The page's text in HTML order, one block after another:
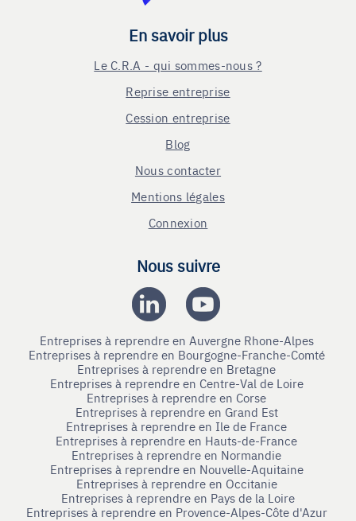
En savoir plus
Le C.R.A - qui sommes-nous ?
Reprise entreprise
Cession entreprise
Blog
Nous contacter
Mentions légales
Connexion
Nous suivre
Entreprises à reprendre en Auvergne Rhone-Alpes
Entreprises à reprendre en Bourgogne-Franche-Comté
Entreprises à reprendre en Bretagne
Entreprises à reprendre en Centre-Val de Loire
Entreprises à reprendre en Corse
Entreprises à reprendre en Grand Est
Entreprises à reprendre en Ile de France
Entreprises à reprendre en Hauts-de-France
Entreprises à reprendre en Normandie
Entreprises à reprendre en Nouvelle-Aquitaine
Entreprises à reprendre en Occitanie
Entreprises à reprendre en Pays de la Loire
Entreprises à reprendre en Provence-Alpes-Côte d'Azur